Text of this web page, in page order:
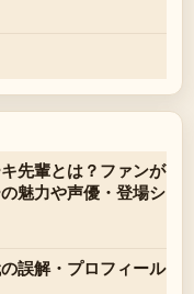
先輩とは？ファンが
魅力や声優・登場シ
誤解・プロフィール